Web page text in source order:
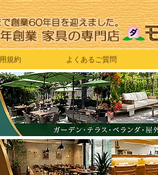
規約 よくあるご質問